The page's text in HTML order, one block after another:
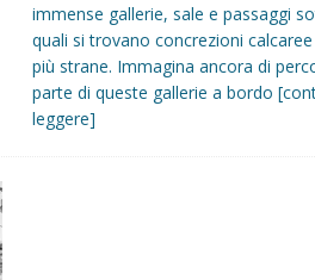
immense gallerie, sale e passaggi
quali si trovano concrezioni
più strane. Immagina ancora di
parte di queste gallerie a bordo
leggere]